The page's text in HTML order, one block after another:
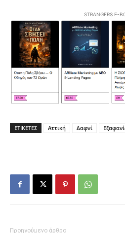
STRANGERS E-
ΕΤΙΚΕΤΕΣ Αττική Δαφνί
Προηγούμενο άρθρο